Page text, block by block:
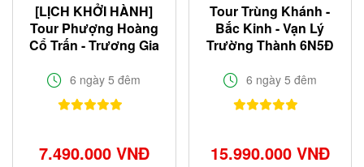
[LỊCH KHỞI HÀNH]
Tour Phượng Hoàng
Cổ Trấn - Trương Gia
2024
6 ngày 5 đêm
7.490.000 VNĐ
Tour Trùng Khánh -
Bắc Kinh - Vạn Lý
Trường Thành 6N5Đ
6 ngày 5 đêm
15.990.000 VNĐ